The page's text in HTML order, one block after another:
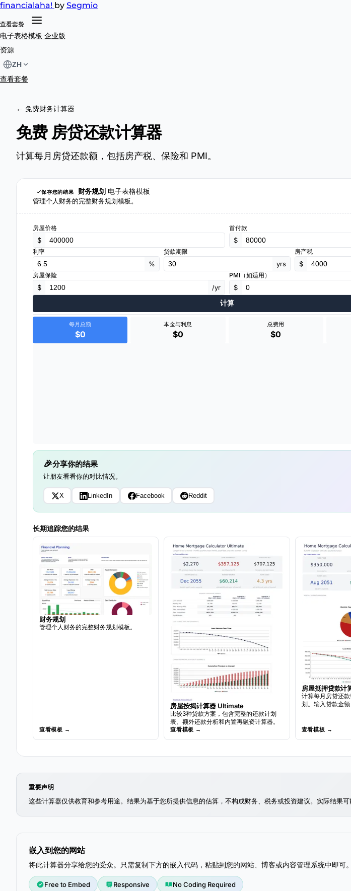
financialaha! by Segmio
查看套餐
电子表格模板 企业版
资源
ZH
查看套餐
← 免费财务计算器
免费 房贷还款计算器
计算每月房贷还款额，包括房产税、保险和 PMI。
保存您的结果 财务规划 电子表格模板
管理个人财务的完整财务规划模板。
房屋价格
$
首付款
$
利率
%
贷款期限
yrs
房产税
$
房屋保险
$ /yr
PMI（如适用）
$
计算
每月总额
$0
本金与利息
$0
总费用
$0
分享你的结果
让朋友看看你的对比情况。
X LinkedIn Facebook Reddit
长期追踪您的结果
财务规划
管理个人财务的完整财务规划模板。
查看模板 →
房屋按揭计算器 Ultimate
比较3种贷款方案，包含完整的还款计划
表、额外还款分析和内置再融资计算器。
查看模板 →
房屋抵押贷款计
计算每月房贷还
划。输入贷款金
查看模板 →
重要声明
这些计算器仅供教育和参考用途。结果为基于您所提供信息的估算，不构成财务、税务或投资建议。实际结果
嵌入到您的网站
将此计算器分享给您的受众。只需复制下方的嵌入代码，粘贴到您的网站、博客或内容管理系统中即可。
Free to Embed Responsive No Coding Required